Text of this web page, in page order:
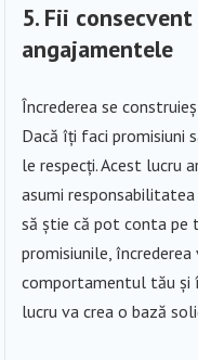
5. Fii
angajamentele
Încrederea se
Dacă îți faci promisiuni
le respecți. Acest lucru
asumi
să știe că pot conta pe
promisiunile,
comportamentul tău și
lucru va crea o bază